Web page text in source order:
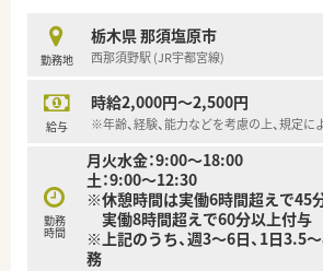
■薬剤師の人数が充実しているため一人
減され、ヘルプ体制もしっかりと整備され
■小規模な法人ならではのスタッフ同士
■幅広い年代のスタッフが活躍しており
がらチームワークを大切にして業務に取
勤務地
栃木県 那須塩原市
西那須野駅 (JR宇都宮線)
給与
時給2,000円～2,500円
※年齢、経験、能力などを考慮の上、規定に
勤務
時間
月火水金：9:00～18:00
土：9:00～12:30
※休憩時間は実働6時間超えで45
実働8時間超えで60分以上付与
※上記のうち、週3～6日、1日3.5
務